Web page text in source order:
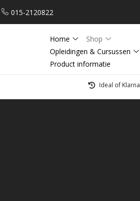
015-2120822
Home
Shop
Opleidingen & Cursussen
Product informatie
Ideal of Klarna